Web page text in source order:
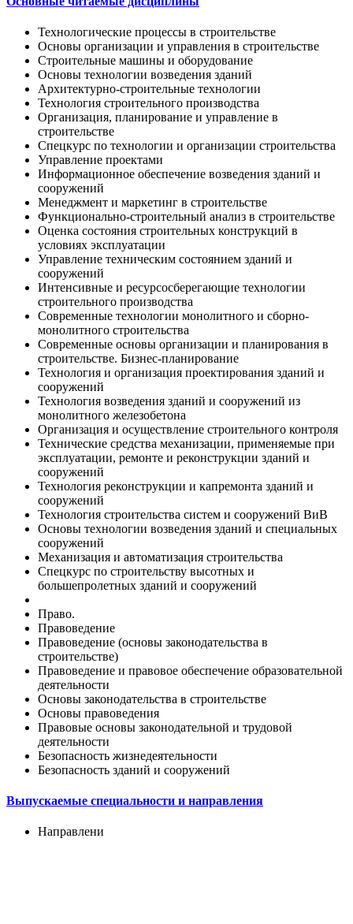
Технологические процессы в строительстве
Основы организации и управления в строительстве
Строительные машины и оборудование
Основы технологии возведения зданий
Архитектурно-строительные технологии
Технология строительного производства
Организация, планирование и управление в
строительстве
Спецкурс по технологии и организации строительства
Управление проектами
Информационное обеспечение возведения зданий и
сооружений
Менеджмент и маркетинг в строительстве
Функционально-строительный анализ в строительстве
Оценка состояния строительных конструкций в
условиях эксплуатации
Управление техническим состоянием зданий и
сооружений
Интенсивные и ресурсосберегающие технологии
строительного производства
Современные технологии монолитного и сборно-
монолитного строительства
Современные основы организации и планирования в
строительстве. Бизнес-планирование
Технология и организация проектирования зданий и
сооружений
Технология возведения зданий и сооружений из
монолитного железобетона
Организация и осуществление строительного контроля
Технические средства механизации, применяемые при
эксплуатации, ремонте и реконструкции зданий и
сооружений
Технология реконструкции и капремонта зданий и
сооружений
Технология строительства систем и сооружений ВиВ
Основы технологии возведения зданий и специальных
сооружений
Механизация и автоматизация строительства
Спецкурс по строительству высотных и
большепролетных зданий и сооружений
Право.
Правоведение
Правоведение (основы законодательства в
строительстве)
Правоведение и правовое обеспечение образовательной
деятельности
Основы законодательства в строительстве
Основы правоведения
Правовые основы законодательной и трудовой
деятельности
Безопасность жизнедеятельности
Безопасность зданий и сооружений
Выпускаемые специальности и направления
Направлени